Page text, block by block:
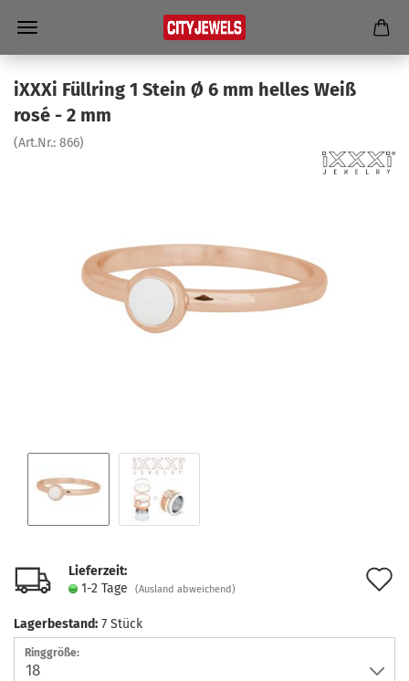
iXXXi Füll­ring 1 Stein Ø 6 mm hel­les Weiß
rosé - 2 mm
(Art.Nr.: 866)
Lieferzeit:
1-2 Tage
(Ausland abweichend)
Lagerbestand: 7 Stück
Ringgröße: